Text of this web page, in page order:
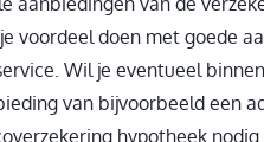
voordeel doen met goede
Wil je eventueel
van bijvoorbeeld een
hypotheek